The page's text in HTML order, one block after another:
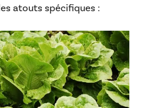
atouts spécifiques :